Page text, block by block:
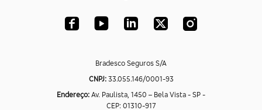
Bradesco Seguros S/A
CNPJ:33.055.146/0001-93
Endereço: Av. Paulista, 1450 – Bela Vista - SP -
CEP: 01310-917